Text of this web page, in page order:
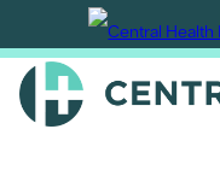
Ir
al
contenido